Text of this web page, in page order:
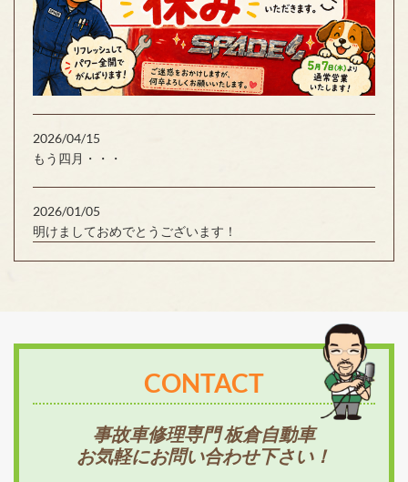
2026/04/15
もう四月・・・
2026/01/05
明けましておめでとうございます！
CONTACT
事故車修理専門 板倉自動車
お気軽にお問い合わせ下さい！